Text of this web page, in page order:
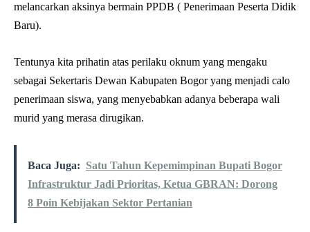
melancarkan aksinya bermain PPDB ( Penerimaan Peserta Didik
Baru).
Tentunya kita prihatin atas perilaku oknum yang mengaku
sebagai Sekertaris Dewan Kabupaten Bogor yang menjadi calo
penerimaan siswa, yang menyebabkan adanya beberapa wali
murid yang merasa dirugikan.
Baca Juga: Satu Tahun Kepemimpinan Bupati Bogor
Infrastruktur Jadi Prioritas, Ketua GBRAN: Dorong
8 Poin Kebijakan Sektor Pertanian